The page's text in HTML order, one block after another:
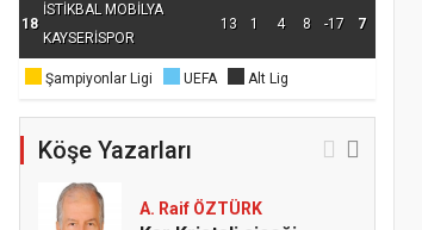
18
İSTİKBAL MOBİLYA
KAYSERİSPOR
13 1 4 8 -17 7
Şampiyonlar Ligi UEFA Alt Lig
Köşe Yazarları
A. Raif ÖZTÜRK